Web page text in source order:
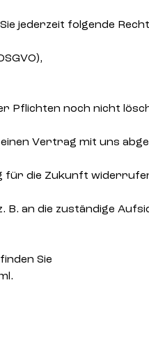
jederzeit folgende
noch nicht
Vertrag mit uns
für die Zukunft
an die zuständige
Sie